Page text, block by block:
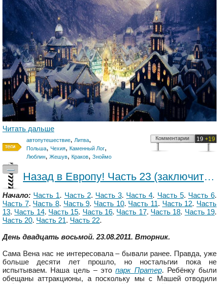
Читать дальше
автопутешествие, Литва,
Польша, Чехия, Каменный Лог,
Люблин, Жешув, Краков, Зноймо
19 +19
Комментарии
—
Назад в Европу! Часть 23 (заключительная). Австрия - Венгрия - Словакия - Польша.
Начало: Часть 1. Часть 2. Часть 3. Часть 4. Часть 5. Часть 6.
Часть 7. Часть 8. Часть 9. Часть 10. Часть 11. Часть 12. Часть
13. Часть 14. Часть 15. Часть 16. Часть 17. Часть 18. Часть 19.
Часть 20. Часть 21. Часть 22.
День двадцать восьмой. 23.08.2011. Вторник.
Сама Вена нас не интересовала – бывали ранее. Правда, уже
больше десяти лет прошло, но ностальгии пока не
испытываем. Наша цель – этопарк Пратер. Ребёнку были
обещаны аттракционы, а поскольку мы с Машей отводили